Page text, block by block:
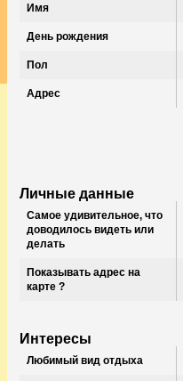
Имя
День рождения
Пол
Адрес
Личные данные
Самое удивительное, что
доводилось видеть или
делать
Показывать адрес на
карте ?
Интересы
Любимый вид отдыха